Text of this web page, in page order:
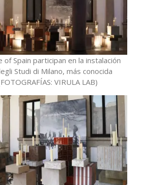
of Spain participan en la instalación
Studi di Milano, más conocida
VIRULA LAB)